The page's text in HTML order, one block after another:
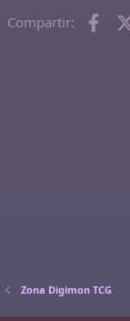
Compartir:
Zona Digimon TCG